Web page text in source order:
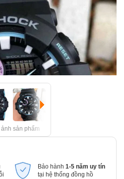
ảnh sản phẩm
Bảo hành 1-5 năm uy tín
tại hệ thống đồng hồ